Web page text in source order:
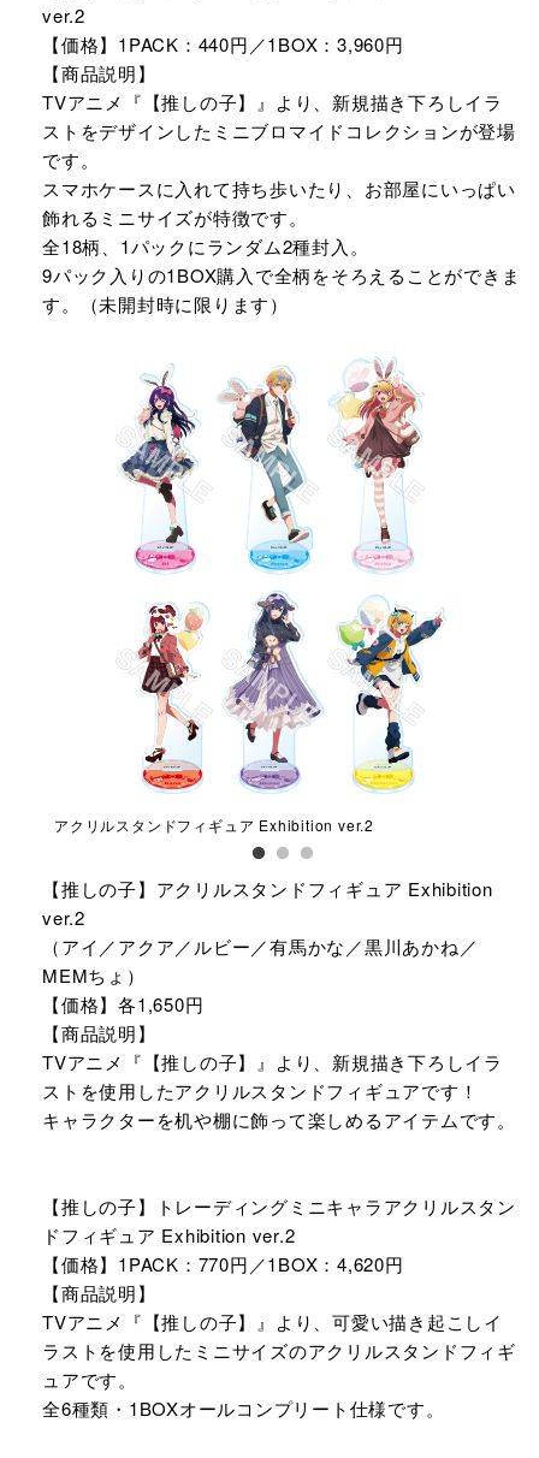
ver.2
【価格】1PACK：440円／1BOX：3,960円
【商品説明】
TVアニメ『【推しの子】』より、新規描き下ろしイラ
ストをデザインしたミニブロマイドコレクションが登場
です。
スマホケースに入れて持ち歩いたり、お部屋にいっぱい
飾れるミニサイズが特徴です。
全18柄、1パックにランダム2種封入。
9パック入りの1BOX購入で全柄をそろえることができま
す。（未開封時に限ります）
アクリルスタンドフィギュア Exhibition ver.2
【推しの子】アクリルスタンドフィギュア Exhibition
ver.2
（アイ／アクア／ルビー／有馬かな／黒川あかね／
MEMちょ）
【価格】各1,650円
【商品説明】
TVアニメ『【推しの子】』より、新規描き下ろしイラ
ストを使用したアクリルスタンドフィギュアです！
キャラクターを机や棚に飾って楽しめるアイテムです。
【推しの子】トレーディングミニキャラアクリルスタン
ドフィギュア Exhibition ver.2
【価格】1PACK：770円／1BOX：4,620円
【商品説明】
TVアニメ『【推しの子】』より、可愛い描き起こしイ
ラストを使用したミニサイズのアクリルスタンドフィギ
ュアです。
全6種類・1BOXオールコンプリート仕様です。